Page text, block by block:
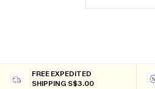
FREE EXPEDITED
SHIPPING S$3.00